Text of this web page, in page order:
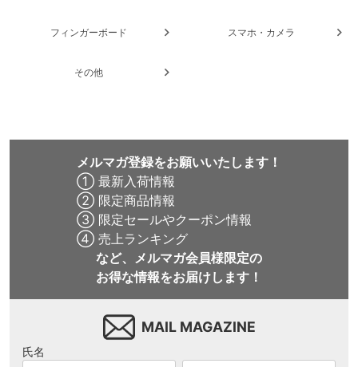
フィンガーボード スマホ・カメラ
その他
メルマガ登録をお願いいたします！
① 最新入荷情報
② 限定商品情報
③ 限定セールやクーポン情報
④ 売上ランキング
など、メルマガ会員様限定の
お得な情報をお届けします！
MAIL MAGAZINE
氏名